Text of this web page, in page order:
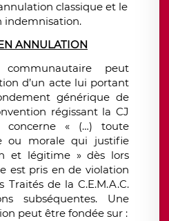
classique et le
indemnisation.
ANNULATION
peut
d’un acte lui portant
générique de
régissant la CJ
concerne « (…) toute
ou morale qui justifie
et légitime » dès lors
est pris en de violation
Traités de la C.E.M.A.C.
subséquentes. Une
peut être fondée sur :